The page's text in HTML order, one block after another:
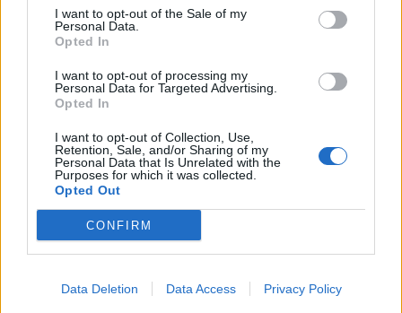
I want to opt-out of the Sale of my
Personal Data.
Opted In
I want to opt-out of processing my
Personal Data for Targeted Advertising.
Opted In
I want to opt-out of Collection, Use,
Retention, Sale, and/or Sharing of my
Personal Data that Is Unrelated with the
Purposes for which it was collected.
Opted Out
CONFIRM
Data Deletion Data Access Privacy Policy
Όμιλος AKTOR: Εξαγοράζει το 75% των ΗΛΕΚΤΩΡ
και THALIS – Στρατηγική συνεργασία με τη Motor
05/08/2026 - 17:39 ΕΠΙΧΕΙΡΗΣΕΙΣ
ΗΠΑ: Επιβράδυνση των προσλήψεων στον ιδιωτικό
θέσεις εργασίας
05/08/2026 - 17:16 ΚΟΣΜΟΣ
έρευνα και την καινοτομία
ΟΛΕΣ ΟΙ ΕΙΔΗΣΕΙΣ